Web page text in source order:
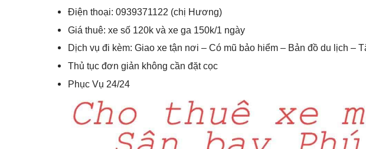
Điện thoại: 0939371122 (chị Hương)
Giá thuê: xe số 120k và xe ga 150k/1 ngày
Dịch vụ đi kèm: Giao xe tận nơi – Có mũ bảo hiểm – Bản đồ du lịch –
Thủ tục đơn giản không cần đặt cọc
Phục Vụ 24/24